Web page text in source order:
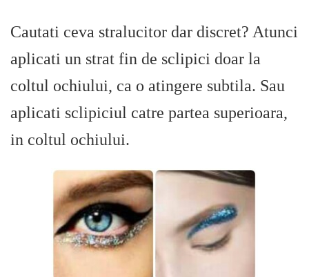
Cautati ceva stralucitor dar discret? Atunci
aplicati un strat fin de sclipici doar la
coltul ochiului, ca o atingere subtila. Sau
aplicati sclipiciul catre partea superioara,
in coltul ochiului.